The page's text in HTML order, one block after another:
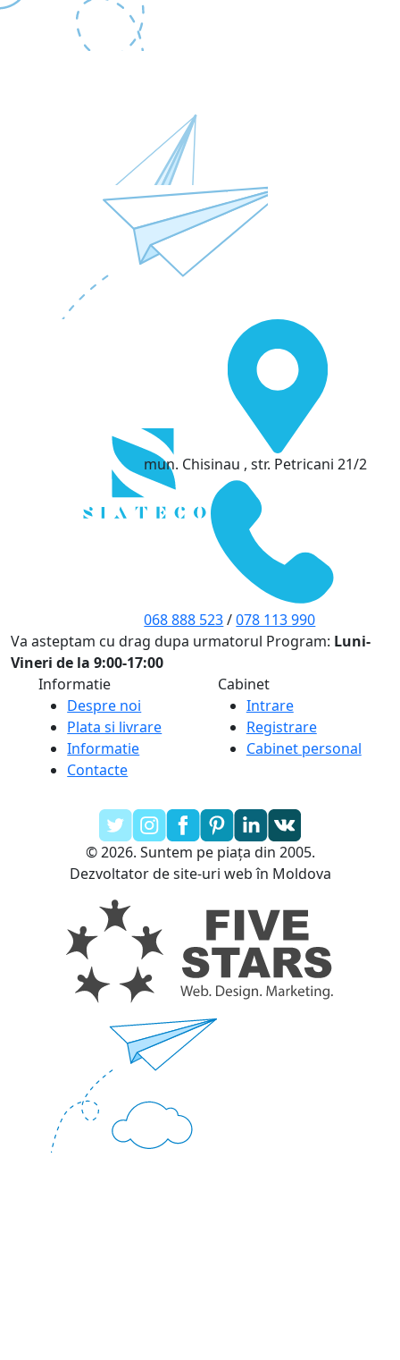
mun. Chisinau , str. Petricani 21/2
068 888 523/078 113 990
Va asteptam cu drag dupa urmatorul Program: Luni-
Vineri de la 9:00-17:00
Informatie
Despre noi
Plata si livrare
Informatie
Contacte
Cabinet
Intrare
Registrare
Cabinet personal
© 2026. Suntem pe piața din 2005.
Dezvoltator de site-uri web în Moldova